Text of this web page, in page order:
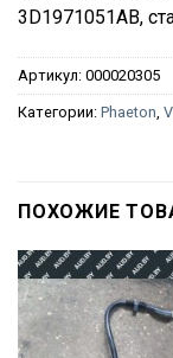
3D1971051AB,
Артикул: 000020305
Категории: Phaeton
ПОХОЖИЕ